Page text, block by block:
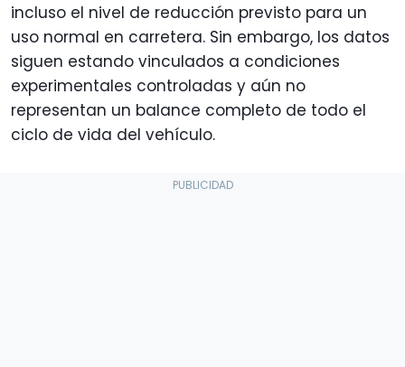
incluso el nivel de reducción previsto para un
uso normal en carretera. Sin embargo, los datos
siguen estando vinculados a condiciones
experimentales controladas y aún no
representan un balance completo de todo el
ciclo de vida del vehículo.